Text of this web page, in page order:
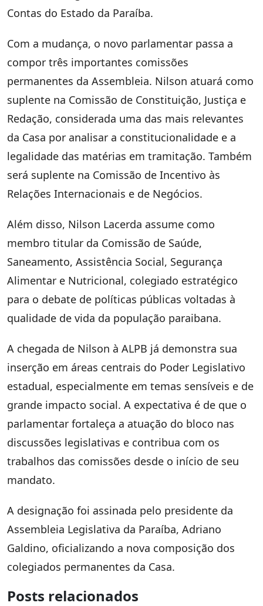
Contas do Estado da Paraíba.
Com a mudança, o novo parlamentar passa a
compor três importantes comissões
permanentes da Assembleia. Nilson atuará como
suplente na Comissão de Constituição, Justiça e
Redação, considerada uma das mais relevantes
da Casa por analisar a constitucionalidade e a
legalidade das matérias em tramitação. Também
será suplente na Comissão de Incentivo às
Relações Internacionais e de Negócios.
Além disso, Nilson Lacerda assume como
membro titular da Comissão de Saúde,
Saneamento, Assistência Social, Segurança
Alimentar e Nutricional, colegiado estratégico
para o debate de políticas públicas voltadas à
qualidade de vida da população paraibana.
A chegada de Nilson à ALPB já demonstra sua
inserção em áreas centrais do Poder Legislativo
estadual, especialmente em temas sensíveis e de
grande impacto social. A expectativa é de que o
parlamentar fortaleça a atuação do bloco nas
discussões legislativas e contribua com os
trabalhos das comissões desde o início de seu
mandato.
A designação foi assinada pelo presidente da
Assembleia Legislativa da Paraíba, Adriano
Galdino, oficializando a nova composição dos
colegiados permanentes da Casa.
Posts relacionados